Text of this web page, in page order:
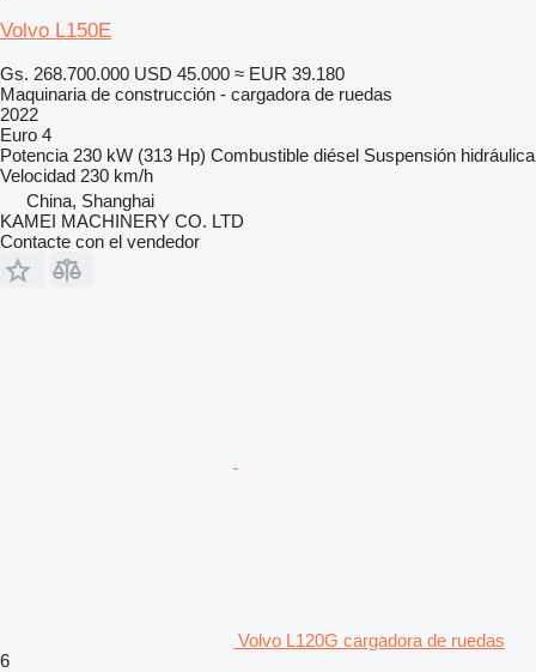
Volvo L150E
Gs. 268.700.000 USD 45.000 ≈ EUR 39.180
Maquinaria de construcción - cargadora de ruedas
2022
Euro 4
Potencia 230 kW (313 Hp) Combustible diésel Suspensión hidráulica
Velocidad 230 km/h
China, Shanghai
KAMEI MACHINERY CO. LTD
Contacte con el vendedor
Volvo L120G cargadora de ruedas
6